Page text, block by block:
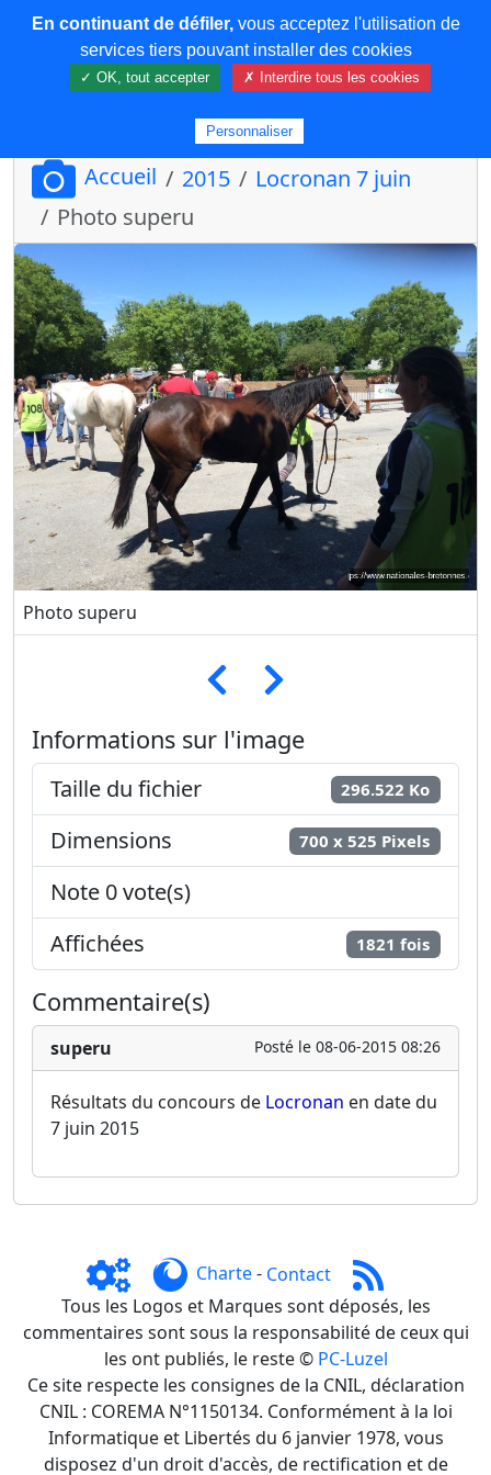
COREMA
Accueil 2015
Locronan 7 juin
Photo superu
Photo superu
Informations sur l'image
Taille du fichier 296.522 Ko
Dimensions 700 x 525 Pixels
Note 0 vote(s)
Affichées
1821 fois
Commentaire(s)
superu Posté le 08-06-2015 08:26
Résultats du concours de Locronan en date du
7 juin 2015
Charte- Contact
Tous les Logos et Marques sont déposés, les
commentaires sont sous la responsabilité de ceux qui
les ont publiés, le reste © PC-Luzel
Ce site respecte les consignes de la CNIL, déclaration
CNIL : COREMA N°1150134. Conformément à la loi
Informatique et Libertés du 6 janvier 1978, vous
disposez d'un droit d'accès, de rectification et de
En continuant de défiler,vous acceptez l'utilisation de
services tiers pouvant installer des cookies
✓ OK, tout accepter ✗ Interdire tous les cookies
Personnaliser